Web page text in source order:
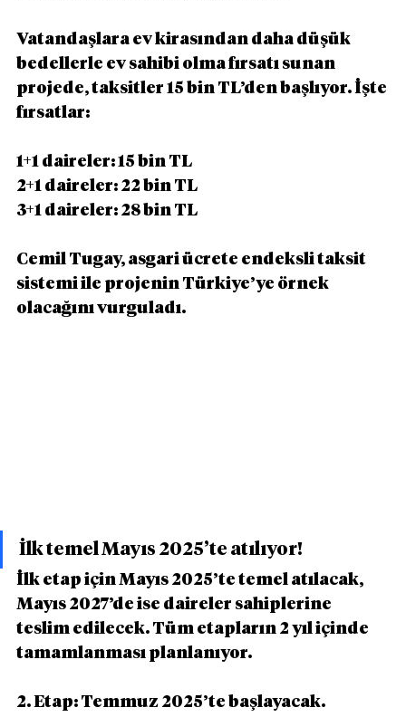
Vatandaşlara ev kirasından daha düşük
bedellerle ev sahibi olma fırsatı sunan
projede, taksitler 15 bin TL’den başlıyor. İşte
fırsatlar:
1+1 daireler: 15 bin TL
2+1 daireler: 22 bin TL
3+1 daireler: 28 bin TL
Cemil Tugay, asgari ücrete endeksli taksit
sistemi ile projenin Türkiye’ye örnek
olacağını vurguladı.
İlk temel Mayıs 2025’te atılıyor!
İlk etap için Mayıs 2025’te temel atılacak,
Mayıs 2027’de ise daireler sahiplerine
teslim edilecek. Tüm etapların 2 yıl içinde
tamamlanması planlanıyor.
2. Etap: Temmuz 2025’te başlayacak.